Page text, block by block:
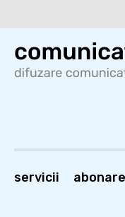
servicii abonare